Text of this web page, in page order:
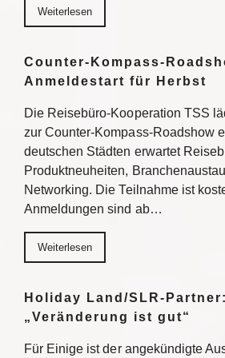
Weiterlesen
Counter-Kompass-
Anmeldestart für Herbst
Die Reisebüro-Kooperation TSS
zur Counter-Kompass-Roadshow
deutschen Städten erwartet
Produktneuheiten,
Networking. Die Teilnahme ist
Anmeldungen sind ab…
Weiterlesen
Holiday Land/SLR-Partner:
„Veränderung ist gut“
Für Einige ist der angekündigte